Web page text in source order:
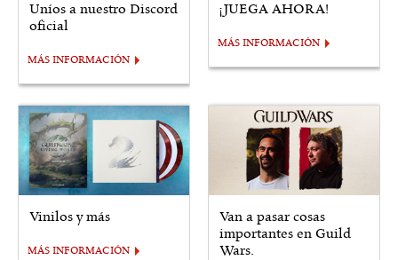
Uníos a nuestro Discord
oficial
MÁS INFORMACIÓN
¡JUEGA AHORA!
MÁS INFORMACIÓN
Vinilos y más
MÁS INFORMACIÓN
Van a pasar cosas
importantes en Guild
Wars.